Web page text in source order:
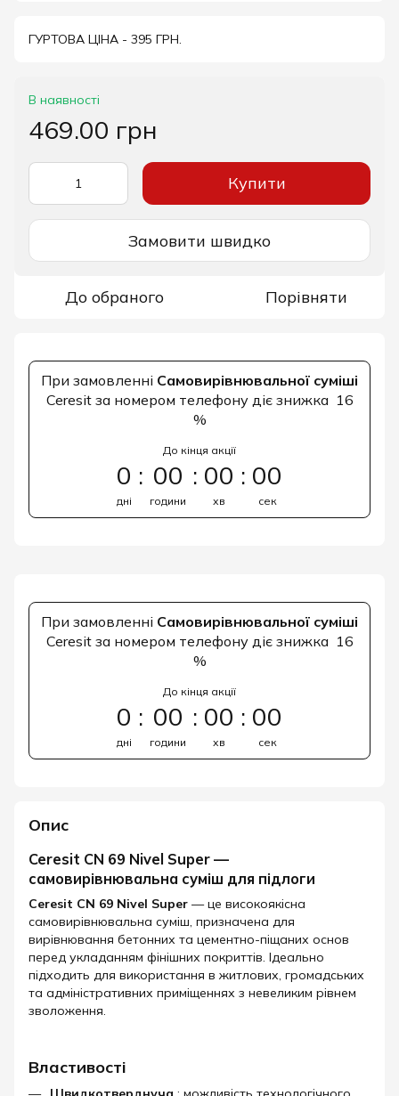
ГУРТОВА ЦІНА - 395 ГРН.
В наявності
469.00 грн
Купити
Замовити швидко
До обраного Порівняти
При замовленні Самовирівнювальної суміші
Ceresit за номером телефону діє знижка 16
%
До кінця акції
0
дні
00
години
00
хв
00
сек
При замовленні Самовирівнювальної суміші
Ceresit за номером телефону діє знижка 16
%
До кінця акції
0
дні
00
години
00
хв
00
сек
Опис
Ceresit CN 69 Nivel Super —
самовирівнювальна суміш для підлоги
Ceresit CN 69 Nivel Super — це високоякісна
самовирівнювальна суміш, призначена для
вирівнювання бетонних та цементно-піщаних основ
перед укладанням фінішних покриттів. Ідеально
підходить для використання в житлових, громадських
та адміністративних приміщеннях з невеликим рівнем
зволоження.
Властивості